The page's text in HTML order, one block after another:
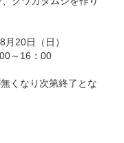
20日（日）
～16：00
くなり次第終了とな